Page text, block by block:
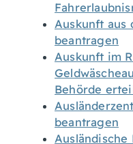
Auskunft aus
beantragen
Auskunft im
Behörde
beantragen
Ausländische